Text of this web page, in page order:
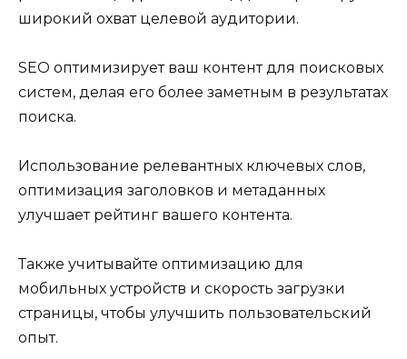
широкий охват целевой аудитории.
SEO оптимизирует ваш контент для поисковых
систем, делая его более заметным в результатах
поиска.
Использование релевантных ключевых слов,
оптимизация заголовков и метаданных
улучшает рейтинг вашего контента.
Также учитывайте оптимизацию для
мобильных устройств и скорость загрузки
страницы, чтобы улучшить пользовательский
опыт.